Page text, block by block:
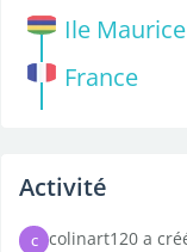
Ile Maurice
France
Activité
C colinart120 a